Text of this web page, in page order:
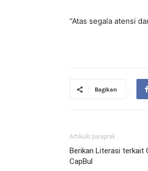
“Atas segala atensi
Bagikan
Artikulli paraprak
Berikan Literasi terkait
CapBul